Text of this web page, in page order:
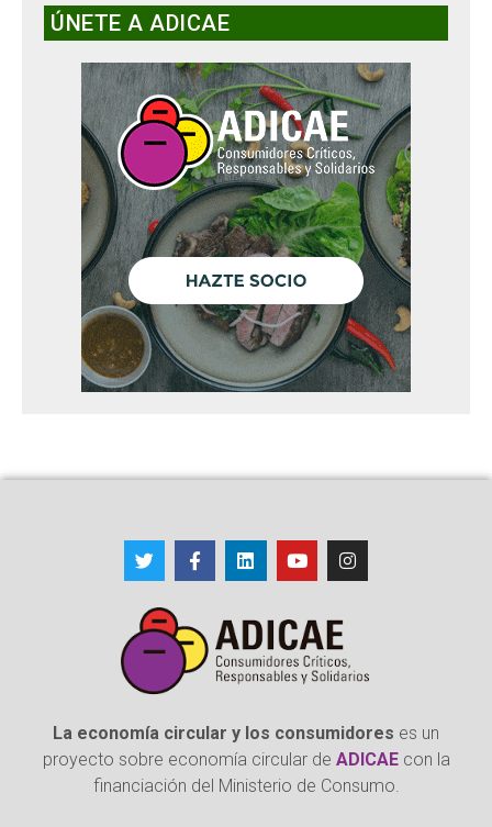
ÚNETE A ADICAE
La economía circular y los consumidores es un
proyecto sobre economía circular de ADICAEcon la
financiación del Ministerio de Consumo.